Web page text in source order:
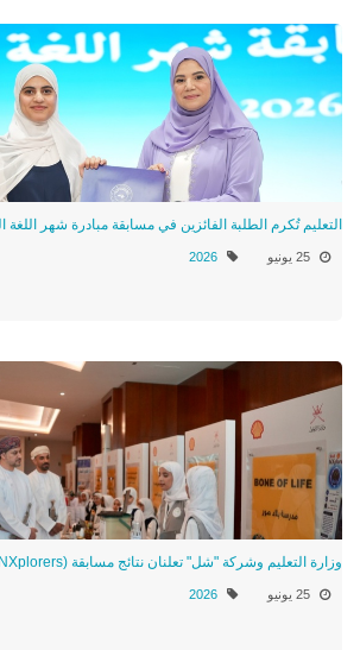
التعليم تُكرم الطلبة الفائزين في مسابقة مبادرة شهر اللغة
25 يونيو 2026
وزارة التعليم وشركة "شل" تعلنان نتائج مسابقة (Shell NXplorers)
25 يونيو 2026